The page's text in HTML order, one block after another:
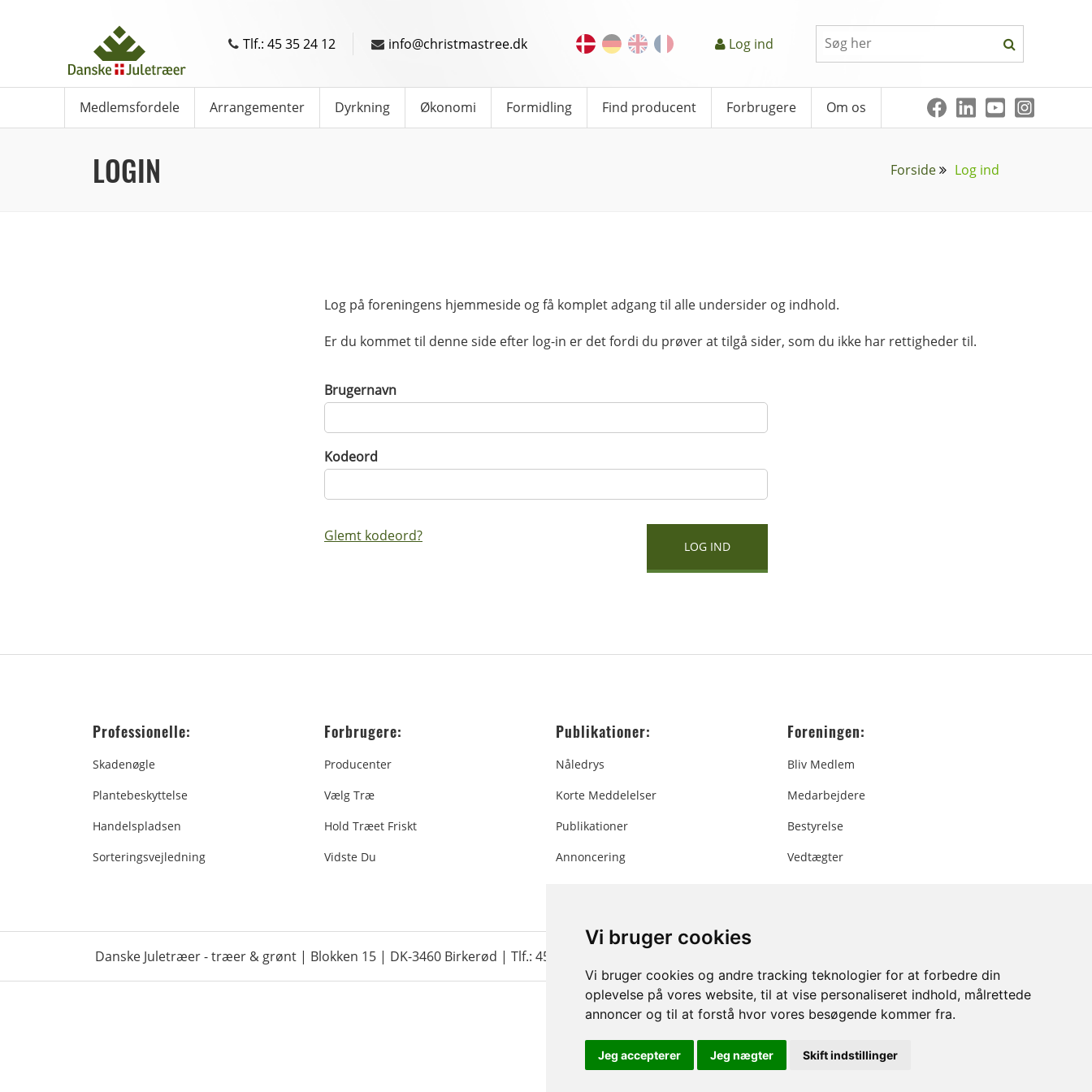
Vi bruger cookies
Vi bruger cookies og andre tracking teknologier for at forbedre din
oplevelse på vores website, til at vise personaliseret indhold, målrettede
annoncer og til at forstå hvor vores besøgende kommer fra.
Jeg accepterer Jeg nægter Skift indstillinger
Tlf.: 45 35 24 12 info@christmastree.dk Log ind
Medlemsfordele Arrangementer Dyrkning Økonomi Formidling Find producent Forbrugere Om os
LOGIN Forside Log ind
Log på foreningens hjemmeside og få komplet adgang til alle undersider og indhold.
Er du kommet til denne side efter log-in er det fordi du prøver at tilgå sider, som du ikke har rettigheder til.
Brugernavn
Kodeord
Glemt kodeord?
Professionelle:
Skadenøgle
Plantebeskyttelse
Handelspladsen
Sorteringsvejledning
Forbrugere:
Producenter
Vælg Træ
Hold Træet Friskt
Vidste Du
Publikationer:
Nåledrys
Korte Meddelelser
Publikationer
Annoncering
Foreningen:
Bliv Medlem
Medarbejdere
Bestyrelse
Vedtægter
Danske Juletræer - træer & grønt | Blokken 15 | DK-3460 Birkerød | Tlf.: 45 35 24 12